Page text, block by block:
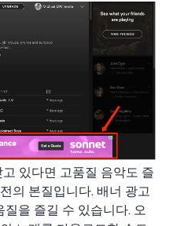
있다면 고품질 음악도 즐
의 본질입니다. 배너 광고
을 즐길 수 있습니다. 오